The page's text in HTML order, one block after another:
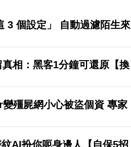
3 個設定」 自動過濾陌生來
相：黑客1分鐘可還原【換
殭屍網小心被盜個資 專家
AI扮你呃身邊人【自保5招